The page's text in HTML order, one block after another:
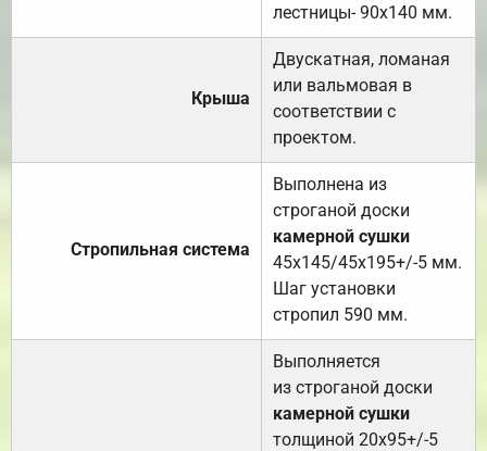
лестницы- 90х140 мм.
Крыша
Двускатная, ломаная
или вальмовая в
соответствии с
проектом.
Стропильная система
Выполнена из
строганой доски
камерной сушки
45х145/45х195+/-5 мм.
Шаг установки
стропил 590 мм.
Выполняется
из строганой доски
камерной сушки
толщиной 20х95+/-5